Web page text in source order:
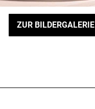
ZUR BILDERGALERIE